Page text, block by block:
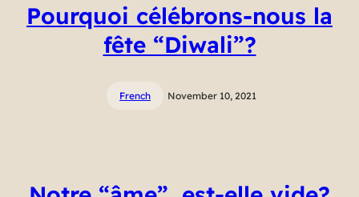
Pourquoi célébrons-nous la
fête “Diwali”?
French November 10, 2021